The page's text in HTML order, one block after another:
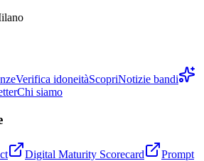
Verifica idoneitàScopriNotizie bandi
Chi siamo
Digital Maturity Scorecard
Prompt